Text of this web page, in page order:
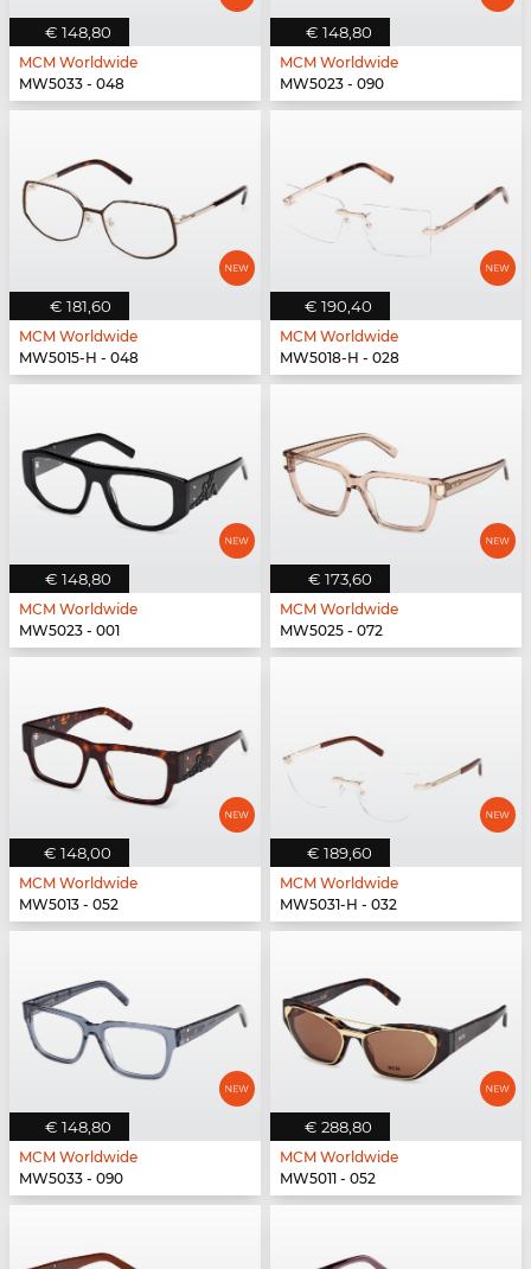
€ 148,80
MCM Worldwide
MW5033 - 048
€ 148,80
MCM Worldwide
MW5023 - 090
€ 181,60
MCM Worldwide
MW5015-H - 048
€ 190,40
MCM Worldwide
MW5018-H - 028
€ 148,80
MCM Worldwide
MW5023 - 001
€ 173,60
MCM Worldwide
MW5025 - 072
€ 148,00
MCM Worldwide
MW5013 - 052
€ 189,60
MCM Worldwide
MW5031-H - 032
€ 148,80
MCM Worldwide
MW5033 - 090
€ 288,80
MCM Worldwide
MW5011 - 052